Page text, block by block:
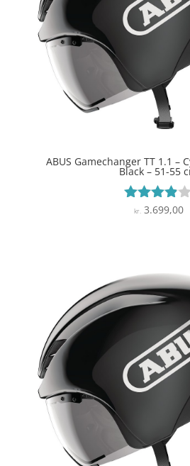
ABUS Gamechanger TT 1.1 –
Black – 51-55
Vurderet
kr.3.699,00